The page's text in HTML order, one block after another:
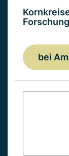
Forschung
bei